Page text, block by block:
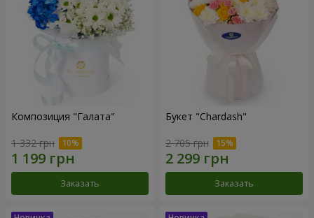
Композиция "Галата"
1 332 грн
Заказать
Букет "Chardash"
2 705 грн
Заказать